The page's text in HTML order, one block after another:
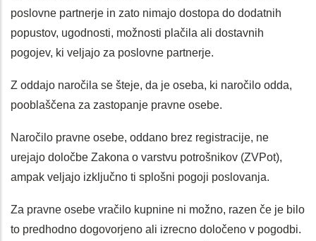
poslovne partnerje in zato nimajo dostopa do dodatnih
popustov, ugodnosti, možnosti plačila ali dostavnih
pogojev, ki veljajo za poslovne partnerje.
Z oddajo naročila se šteje, da je oseba, ki naročilo odda,
pooblaščena za zastopanje pravne osebe.
Naročilo pravne osebe, oddano brez registracije, ne
urejajo določbe Zakona o varstvu potrošnikov (ZVPot),
ampak veljajo izključno ti splošni pogoji poslovanja.
Za pravne osebe vračilo kupnine ni možno, razen če je bilo
to predhodno dogovorjeno ali izrecno določeno v pogodbi.